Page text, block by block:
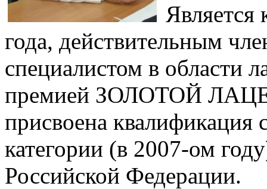
Является
года, действительным
специалистом в области
премией ЗОЛОТОЙ
присвоена квалификация
категории (в 2007-ом
Российской Федерации.